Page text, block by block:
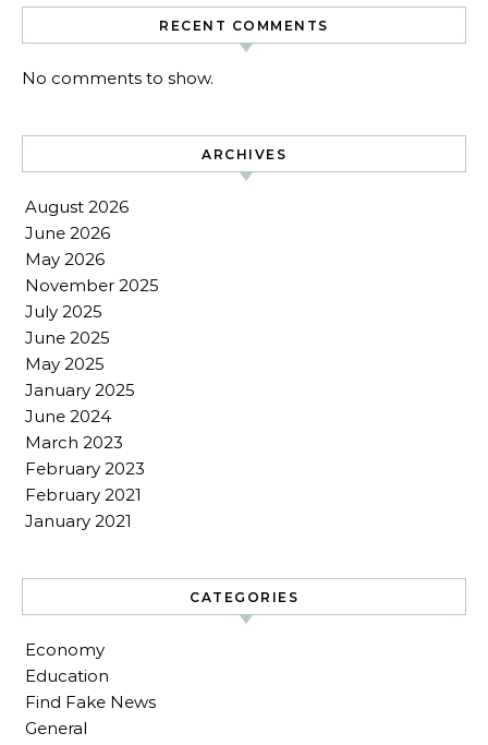
RECENT COMMENTS
No comments to show.
ARCHIVES
August 2026
June 2026
May 2026
November 2025
July 2025
June 2025
May 2025
January 2025
June 2024
March 2023
February 2023
February 2021
January 2021
CATEGORIES
Economy
Education
Find Fake News
General